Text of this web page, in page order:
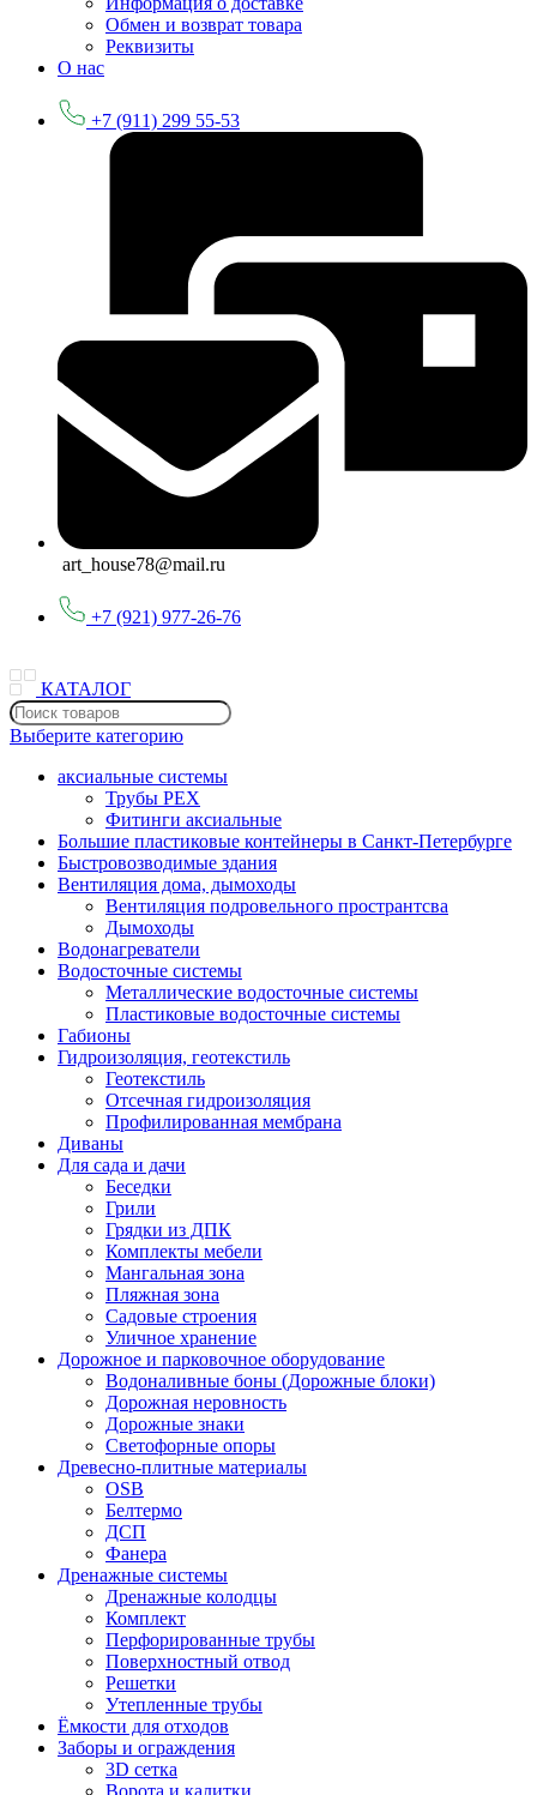
Обмен и возврат товара
Реквизиты
О нас
+7 (911) 299 55-53
art_house78@mail.ru
+7 (921) 977-26-76
КАТАЛОГ
Выберите категорию
аксиальные системы
Трубы PEX
Фитинги аксиальные
Большие пластиковые контейнеры в Санкт-Петербурге
Быстровозводимые здания
Вентиляция дома, дымоходы
Вентиляция подровельного пространтсва
Дымоходы
Водонагреватели
Водосточные системы
Металлические водосточные системы
Пластиковые водосточные системы
Габионы
Гидроизоляция, геотекстиль
Геотекстиль
Отсечная гидроизоляция
Профилированная мембрана
Диваны
Для сада и дачи
Беседки
Грили
Грядки из ДПК
Комплекты мебели
Мангальная зона
Пляжная зона
Садовые строения
Уличное хранение
Дорожное и парковочное оборудование
Водоналивные боны (Дорожные блоки)
Дорожная неровность
Дорожные знаки
Светофорные опоры
Древесно-плитные материалы
OSB
Белтермо
ДСП
Фанера
Дренажные системы
Дренажные колодцы
Комплект
Перфорированные трубы
Поверхностный отвод
Решетки
Утепленные трубы
Ёмкости для отходов
Заборы и ограждения
3D сетка